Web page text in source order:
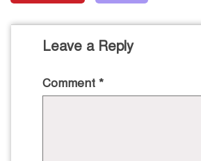
Leave a Reply
Comment *